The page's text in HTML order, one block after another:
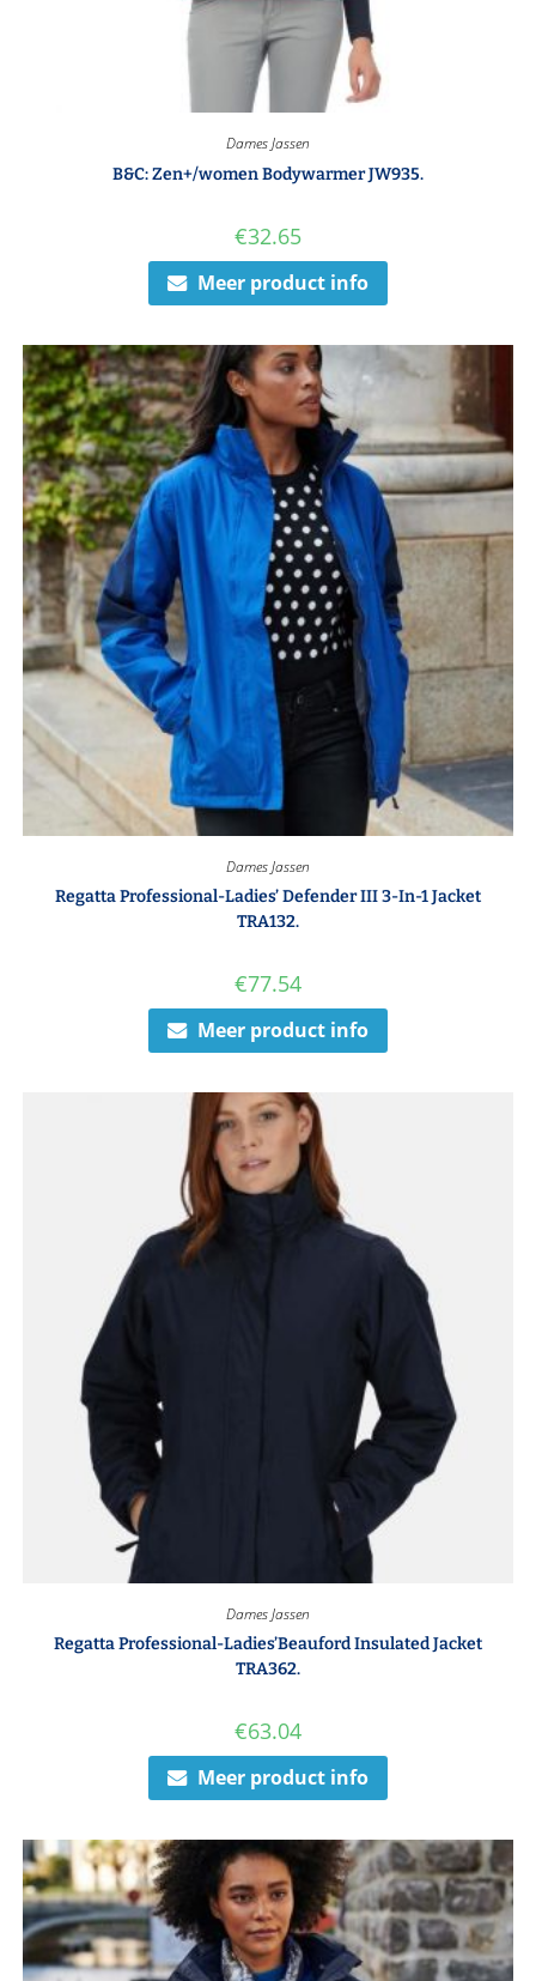
Dames Jassen
B&C: Zen+/women Bodywarmer JW935.
€32.65
Meer product info
Dames Jassen
Regatta Professional-Ladies’ Defender III 3-In-1 Jacket
TRA132.
€77.54
Meer product info
Dames Jassen
Regatta Professional-Ladies’Beauford Insulated Jacket
TRA362.
€63.04
Meer product info